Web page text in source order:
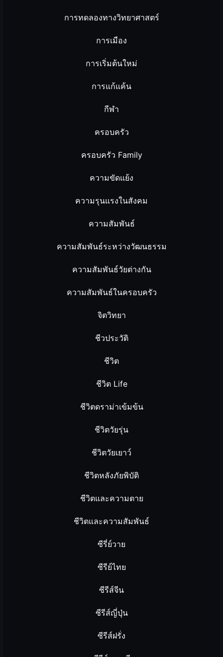
การทดลองทางวิทยาศาสตร์
การเมือง
การเริ่มต้นใหม่
การแก้แค้น
กีฬา
ครอบครัว
ครอบครัว Family
ความขัดแย้ง
ความรุนแรงในสังคม
ความสัมพันธ์
ความสัมพันธ์ระหว่างวัฒนธรรม
ความสัมพันธ์วัยต่างกัน
ความสัมพันธ์ในครอบครัว
จิตวิทยา
ชีวประวัติ
ชีวิต
ชีวิต Life
ชีวิตดราม่าเข้มข้น
ชีวิตวัยรุ่น
ชีวิตวัยเยาว์
ชีวิตหลังภัยพิบัติ
ชีวิตและความตาย
ชีวิตและความสัมพันธ์
ซีรี่ย์วาย
ซีรีย์ไทย
ซีรีส์จีน
ซีรีส์ญี่ปุ่น
ซีรีส์ฝรั่ง